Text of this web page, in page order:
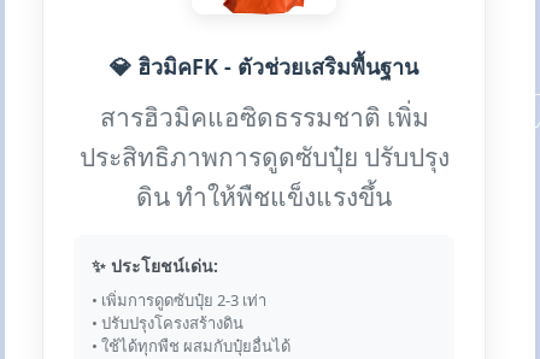
💎 ฮิวมิคFK - ตัวช่วยเสริมพื้นฐาน
สารฮิวมิคแอซิดธรรมชาติ เพิ่ม
ประสิทธิภาพการดูดซับปุ๋ย ปรับปรุง
ดิน ทำให้พืชแข็งแรงขึ้น
✨ ประโยชน์เด่น:
• เพิ่มการดูดซับปุ๋ย 2-3 เท่า
• ปรับปรุงโครงสร้างดิน
• ใช้ได้ทุกพืช ผสมกับปุ๋ยอื่นได้